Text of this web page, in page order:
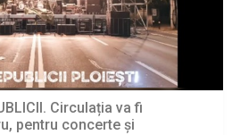
Circulația va fi
pentru concerte și